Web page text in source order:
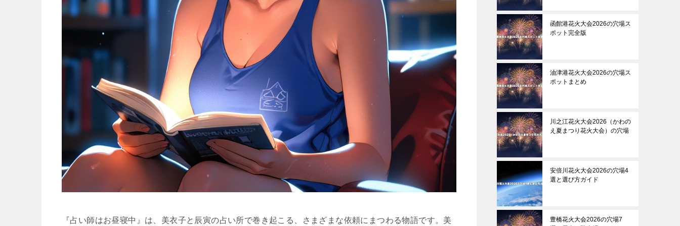
『占い師はお昼寝中』は、美衣子と辰寅の占い所で巻き起こる、さまざまな依頼にまつわる物語です。美
函館港花火大会2026の穴場ス
ポット完全版
油津港花火大会2026の穴場ス
ポットまとめ
川之江花火大会2026（かわの
え夏まつり花火大会）の穴場
安倍川花火大会2026の穴場4
選と選び方ガイド
豊橋花火大会2026の穴場7